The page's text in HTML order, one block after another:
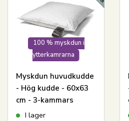
100 % myskdun i
ytterkamrarna
Myskdun huvudkudde
- Hög kudde - 60x63
cm - 3-kammars
dunkudde - Royal By
I lager